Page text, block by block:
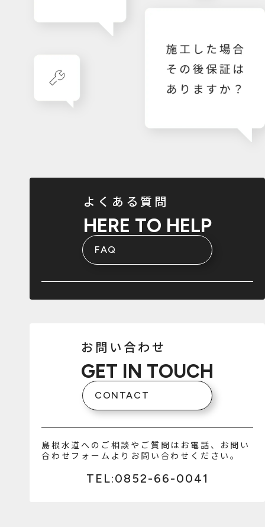
よくある質問
HERE TO HELP
FAQ
お問い合わせ
GET IN TOUCH
CONTACT
島根水道へのご相談やご質問はお電話、お問い
合わせフォームよりお問い合わせください。
TEL:0852-66-0041